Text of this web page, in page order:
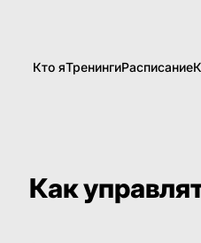
Кто яТренингиРасписание
Как